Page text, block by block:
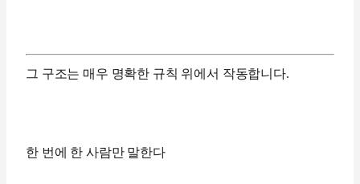
그 구조는 매우 명확한 규칙 위에서 작동합니다.
한 번에 한 사람만 말한다